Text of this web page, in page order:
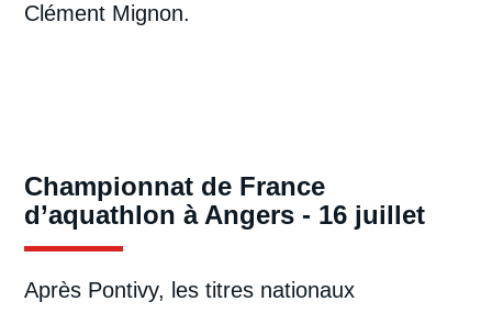
Clément Mignon.
Championnat de France
d’aquathlon à Angers - 16 juillet
Après Pontivy, les titres nationaux